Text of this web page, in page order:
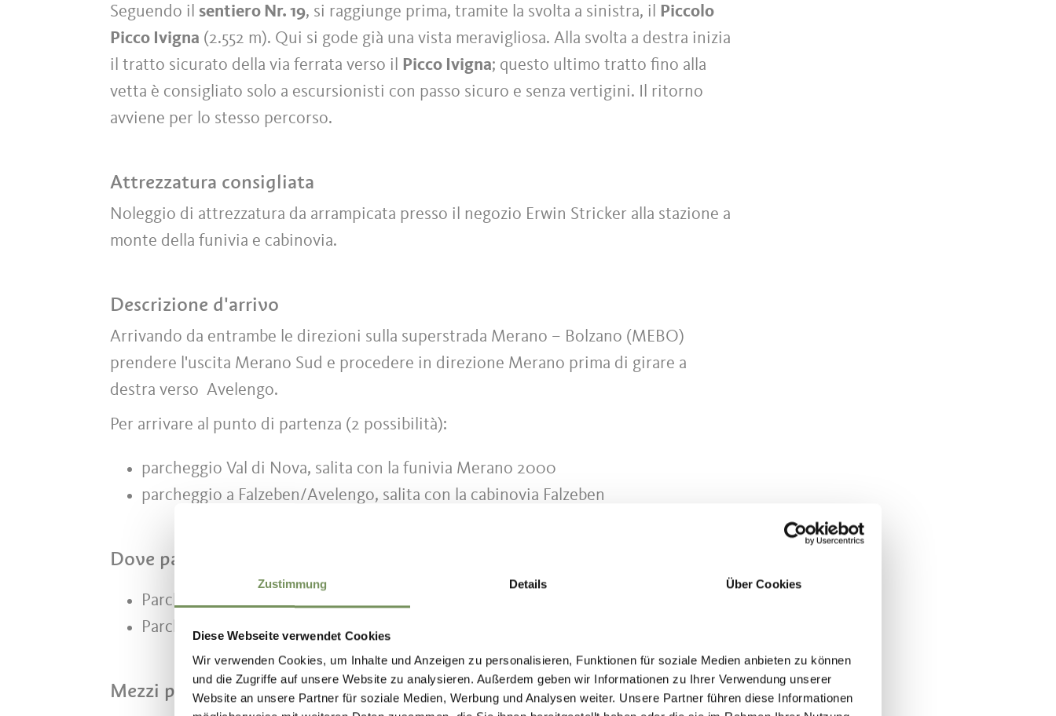
Zustimmung Details Über Cookies
Diese Webseite verwendet Cookies
Wir verwenden Cookies, um Inhalte und Anzeigen zu personalisieren, Funktionen für soziale Medien anbieten zu können
und die Zugriffe auf unsere Website zu analysieren. Außerdem geben wir Informationen zu Ihrer Verwendung unserer
Website an unsere Partner für soziale Medien, Werbung und Analysen weiter. Unsere Partner führen diese Informationen
Seguendo il sentiero Nr. 19, si raggiunge prima, tramite la svolta a sinistra, il
Piccolo
Picco Ivigna (2.552 m). Qui si gode già una vista meravigliosa. Alla svolta a destra inizia
il tratto sicurato della via ferrata verso il
Picco Ivigna; questo ultimo tratto fino alla
vetta è consigliato solo a escursionisti con passo sicuro e senza vertigini. Il ritorno
avviene per lo stesso percorso.
Attrezzatura consigliata
Noleggio di attrezzatura da arrampicata presso il negozio Erwin Stricker alla stazione a
monte della funivia e cabinovia.
Descrizione d'arrivo
Arrivando da entrambe le direzioni sulla superstrada Merano – Bolzano (MEBO)
prendere l'uscita Merano Sud e procedere in direzione Merano prima di girare a
destra verso Avelengo.
Per arrivare al punto di partenza (2 possibilità):
parcheggio Val di Nova, salita con la funivia Merano 2000
parcheggio a Falzeben/Avelengo, salita con la cabinovia Falzeben
Dove parcheggiare
Parcheggio gratuito alla stazione a valle della funivia Merano 2000/Val di Nova.
Parcheggio a pagamento alla stazione a valle dalla cabinovia Falzeben
Mezzi pubblici